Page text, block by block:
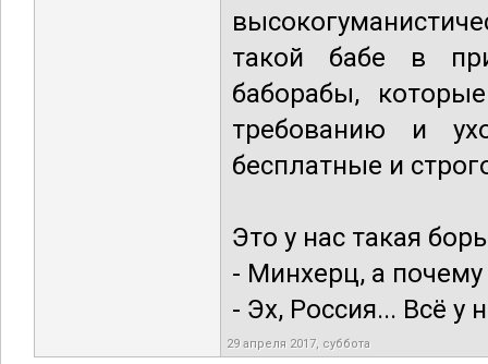
такой бабе в
баборабы,
требованию и
бесплатные и
Это у нас такая
- Минхерц, а
- Эх, Россия... Всё у
29 апреля 2017, суббота